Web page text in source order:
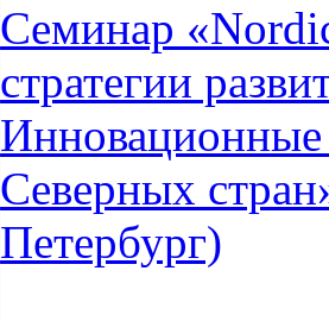
Семинар
стратегии
Северных
Петербург)